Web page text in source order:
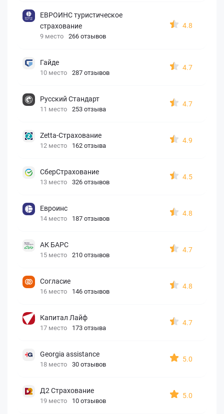
ЕВРОИНС туристическое
страхование
9 место 266 отзывов
4.8
Гайде
10 место 287 отзывов
4.7
Русский Стандарт
11 место 253 отзыва
4.7
Zetta-Страхование
12 место 162 отзыва
4.9
СберСтрахование
13 место 326 отзывов
4.5
Евроинс
14 место 187 отзывов
4.8
АК БАРС
15 место 210 отзывов
4.7
Согласие
16 место 146 отзывов
4.8
Капитал Лайф
17 место 173 отзыва
4.7
Georgia assistance
18 место 30 отзывов
5.0
Д2 Страхование
19 место 10 отзывов
5.0